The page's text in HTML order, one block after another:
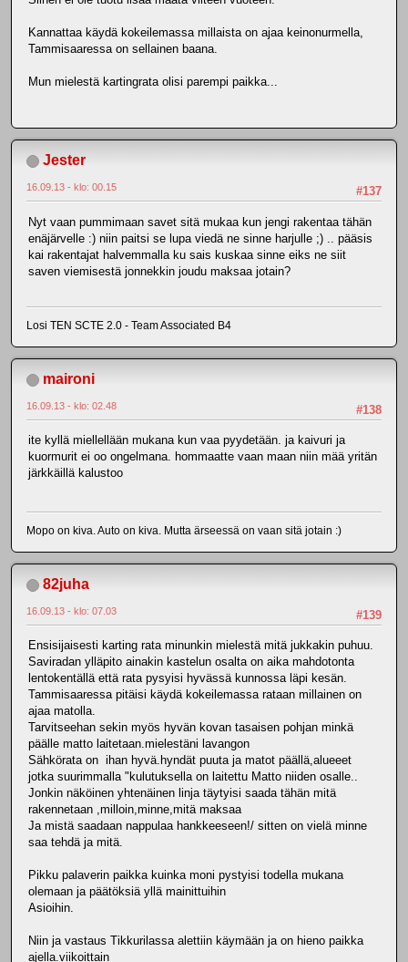
Kannattaa käydä kokeilemassa millaista on ajaa keinonurmella,
Tammisaaressa on sellainen baana.
Mun mielestä kartingrata olisi parempi paikka...
Jester
#137
16.09.13 - klo: 00.15
Nyt vaan pummimaan savet sitä mukaa kun jengi rakentaa tähän
enäjärvelle :) niin paitsi se lupa viedä ne sinne harjulle ;) .. pääsis
kai rakentajat halvemmalla ku sais kuskaa sinne eiks ne siit
saven viemisestä jonnekkin joudu maksaa jotain?
Losi TEN SCTE 2.0 - Team Associated B4
maironi
#138
16.09.13 - klo: 02.48
ite kyllä miellellään mukana kun vaa pyydetään. ja kaivuri ja
kuormurit ei oo ongelmana. hommaatte vaan maan niin mää yritän
järkkäillä kalustoo
Mopo on kiva. Auto on kiva. Mutta ärseessä on vaan sitä jotain :)
82juha
#139
16.09.13 - klo: 07.03
Ensisijaisesti karting rata minunkin mielestä mitä jukkakin puhuu.
Saviradan ylläpito ainakin kastelun osalta on aika mahdotonta
lentokentällä että rata pysyisi hyvässä kunnossa läpi kesän.
Tammisaaressa pitäisi käydä kokeilemassa rataan millainen on
ajaa matolla.
Tarvitseehan sekin myös hyvän kovan tasaisen pohjan minkä
päälle matto laitetaan.mielestäni lavangon
Sähkörata on ihan hyvä.hyndät puuta ja matot päällä,alueeet
jotka suurimmalla "kulutuksella on laitettu Matto niiden osalle..
Jonkin näköinen yhtenäinen linja täytyisi saada tähän mitä
rakennetaan ,milloin,minne,mitä maksaa
Ja mistä saadaan nappulaa hankkeeseen!/ sitten on vielä minne
saa tehdä ja mitä.
Pikku palaverin paikka kuinka moni pystyisi todella mukana
olemaan ja päätöksiä yllä mainittuihin
Asioihin.
Niin ja vastaus Tikkurilassa alettiin käymään ja on hieno paikka
ajella.viikoittain